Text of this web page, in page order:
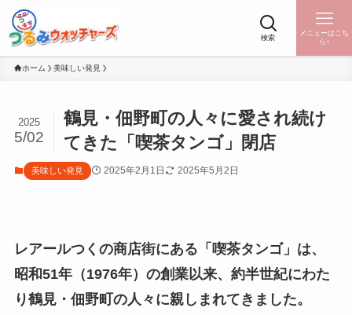
検索
メニューはこち
ら↑
ホーム 美味しい発見
鶴見・佃野町の人々に愛され続け
てきた「喫茶タンゴ」閉店
2025
5/02
美味しい発見 2025年2月1日 2025年5月2日
レアールつくの商店街にある「喫茶タンゴ」は、
昭和51年（1976年）の創業以来、約半世紀にわた
り鶴見・佃野町の人々に親しまれてきました。